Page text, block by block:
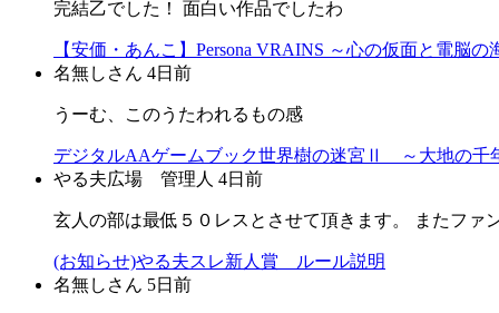
完結乙でした！ 面白い作品でしたわ
【安価・あんこ】Persona VRAINS ～心の仮面と電脳
名無しさん 4日前
うーむ、このうたわれるもの感
デジタルAAゲームブック世界樹の迷宮Ⅱ ～大地の
やる夫広場 管理人 4日前
玄人の部は最低５０レスとさせて頂きます。 またファ
(お知らせ)やる夫スレ新人賞 ルール説明
名無しさん 5日前